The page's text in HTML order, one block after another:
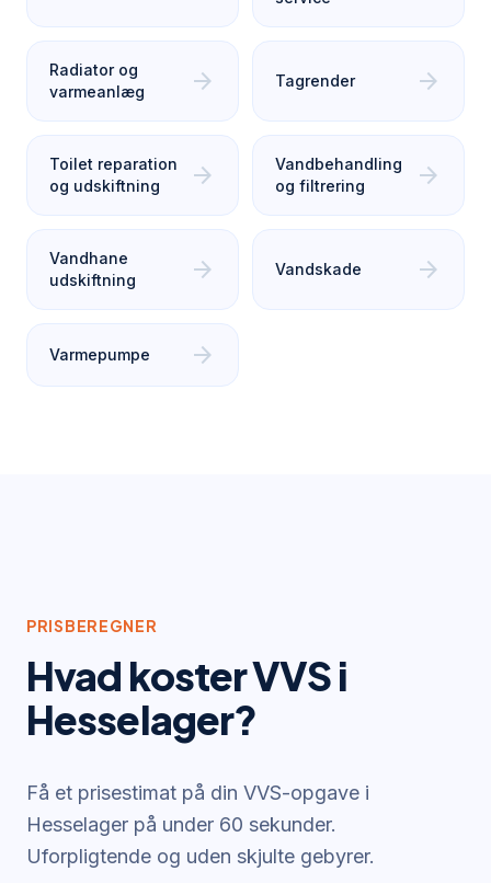
Radiator og
varmeanlæg
arrow_forward Tagrender arrow_forward
Toilet reparation
og udskiftning
arrow_forward
Vandbehandling
og filtrering
arrow_forward
Vandhane
udskiftning
arrow_forward Vandskade arrow_forward
Varmepumpe arrow_forward
PRISBEREGNER
Hvad koster VVS i
Hesselager?
Få et prisestimat på din VVS-opgave i
Hesselager på under 60 sekunder.
Uforpligtende og uden skjulte gebyrer.